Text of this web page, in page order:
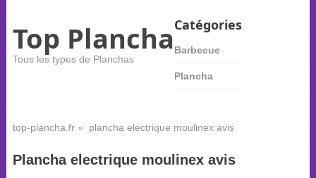
Top Plancha
Tous les types de Planchas
Catégories
Barbecue
Plancha
top-plancha.fr» plancha electrique moulinex avis
Plancha electrique moulinex avis